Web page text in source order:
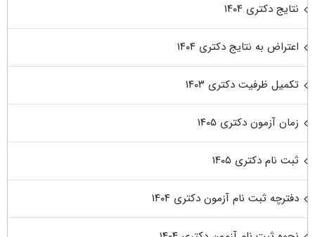
نتایج دکتری ۱۴۰۴
اعتراض به نتایج دکتری ۱۴۰۴
تکمیل ظرفیت دکتری ۱۴۰۳
زمان آزمون دکتری ۱۴۰۵
ثبت نام دکتری ۱۴۰۵
دفترچه ثبت نام آزمون دکتری ۱۴۰۴